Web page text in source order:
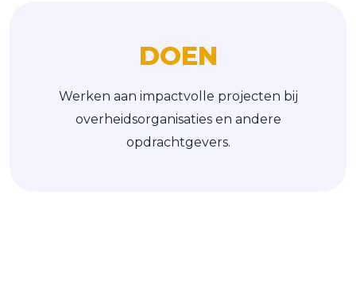
DOEN
Werken aan impactvolle projecten bij
overheidsorganisaties en andere
opdrachtgevers.